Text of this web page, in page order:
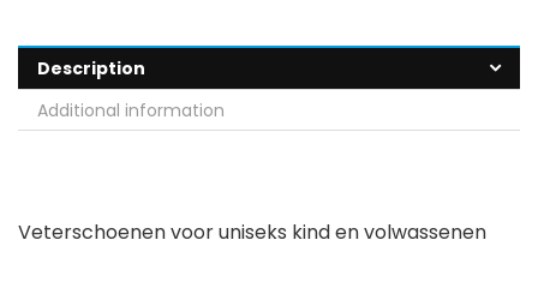
Description
Additional information
Veterschoenen voor uniseks kind en volwassenen